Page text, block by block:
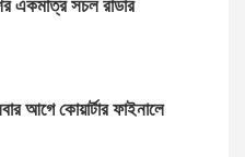
একমাত্র সচল রাডার
আগে কোয়ার্টার ফাইনালে